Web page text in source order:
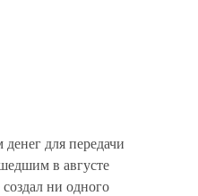
для передачи
в августе
ни одного